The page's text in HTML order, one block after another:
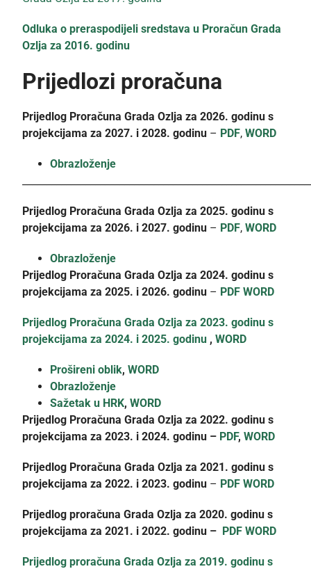
Odluka o preraspodijeli sredstava u Proračun Grada
Ozlja za 2016. godinu
Prijedlozi proračuna
Prijedlog Proračuna Grada Ozlja za 2026. godinu s
projekcijama za 2027. i 2028. godinu – PDF,WORD
Obrazloženje
Prijedlog Proračuna Grada Ozlja za 2025. godinu s
projekcijama za 2026. i 2027. godinu – PDF,WORD
Obrazloženje
Prijedlog Proračuna Grada Ozlja za 2024. godinu s
projekcijama za 2025. i 2026. godinu – PDF WORD
Prijedlog Proračuna Grada Ozlja za 2023. godinu s
projekcijama za 2024. i 2025. godinu ,WORD
Prošireni oblik,WORD
Obrazloženje
Sažetak u HRK,WORD
Prijedlog Proračuna Grada Ozlja za 2022. godinu s
projekcijama za 2023. i 2024. godinu – PDF,WORD
Prijedlog Proračuna Grada Ozlja za 2021. godinu s
projekcijama za 2022. i 2023. godinu – PDF WORD
Prijedlog proračuna Grada Ozlja za 2020. godinu s
projekcijama za 2021. i 2022. godinu – PDF WORD
Prijedlog proračuna Grada Ozlja za 2019. godinu s